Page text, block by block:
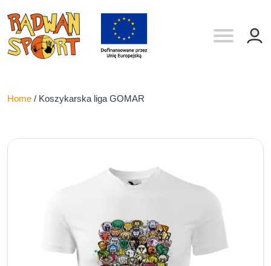
Home / Koszykarska liga GOMAR